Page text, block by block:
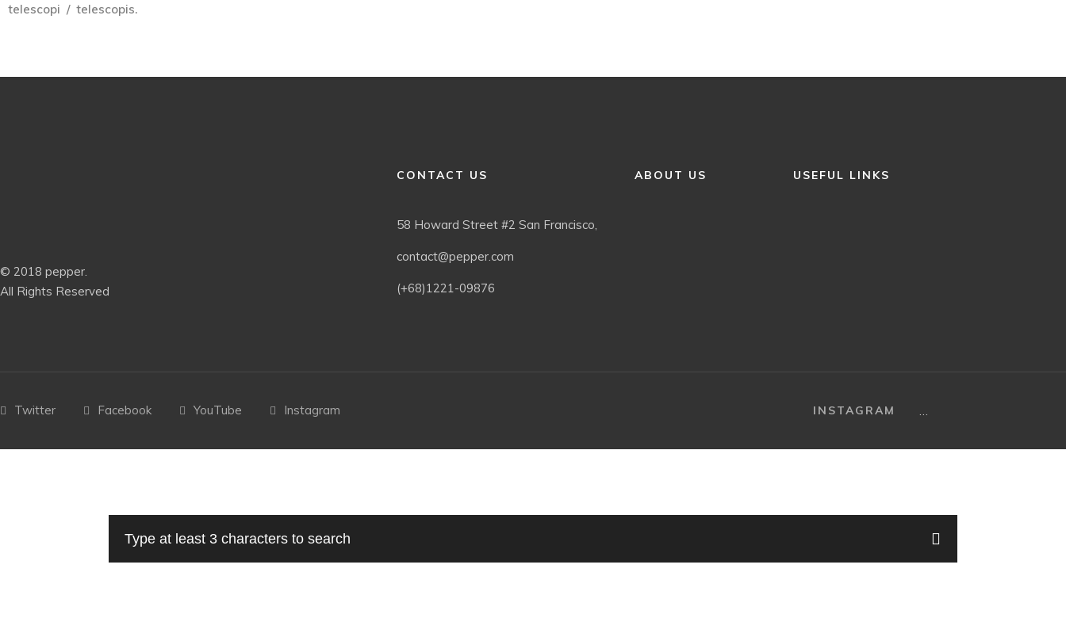
telescopi
telescopis.
© 2018 pepper.
All Rights Reserved
CONTACT US
58 Howard Street #2 San Francisco,
contact@pepper.com
(+68)1221-09876
ABOUT US USEFUL LINKS
Twitter Facebook YouTube Instagram INSTAGRAM …